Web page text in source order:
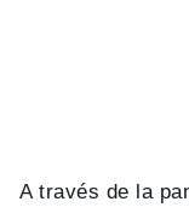
A través de la